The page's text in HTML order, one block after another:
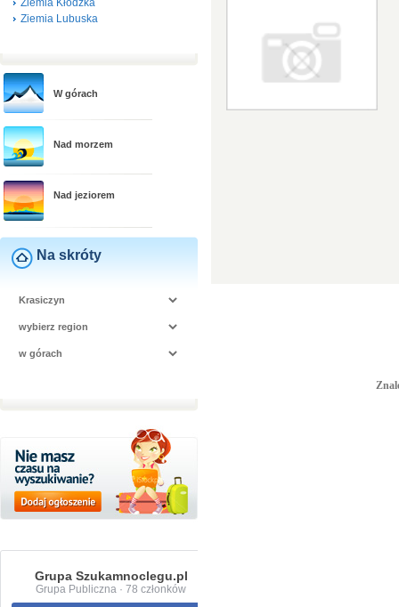
Ziemia Kłodzka
Ziemia Lubuska
W górach
Nad morzem
Nad jeziorem
Na skróty
Grupa Szukamnoclegu.pl
Grupa Publiczna · 78 członków